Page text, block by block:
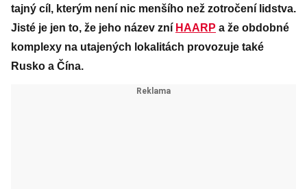
tajný cíl, kterým není nic menšího než zotročení lidstva.
Jisté je jen to, že jeho název zní HAARP a že obdobné
komplexy na utajených lokalitách provozuje také
Rusko a Čína.